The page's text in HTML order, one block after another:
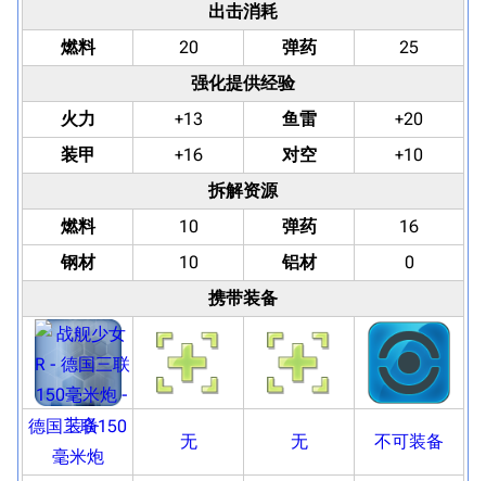
出击消耗
燃料
20 弹药
25
强化提供经验
火力
+13 鱼雷
+20
装甲
+16 对空
+10
拆解资源
燃料
10 弹药
16
钢材
10 铝材
0
携带装备
德国三联150
毫米炮
无 无 不可装备